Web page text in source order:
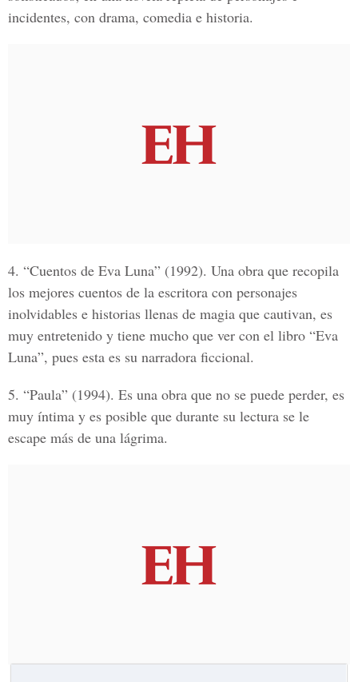
incidentes, con drama, comedia e historia.
4. “Cuentos de Eva Luna” (1992). Una obra que recopila
los mejores cuentos de la escritora con personajes
inolvidables e historias llenas de magia que cautivan, es
muy entretenido y tiene mucho que ver con el libro “Eva
Luna”, pues esta es su narradora ficcional.
5. “Paula” (1994). Es una obra que no se puede perder, es
muy íntima y es posible que durante su lectura se le
escape más de una lágrima.